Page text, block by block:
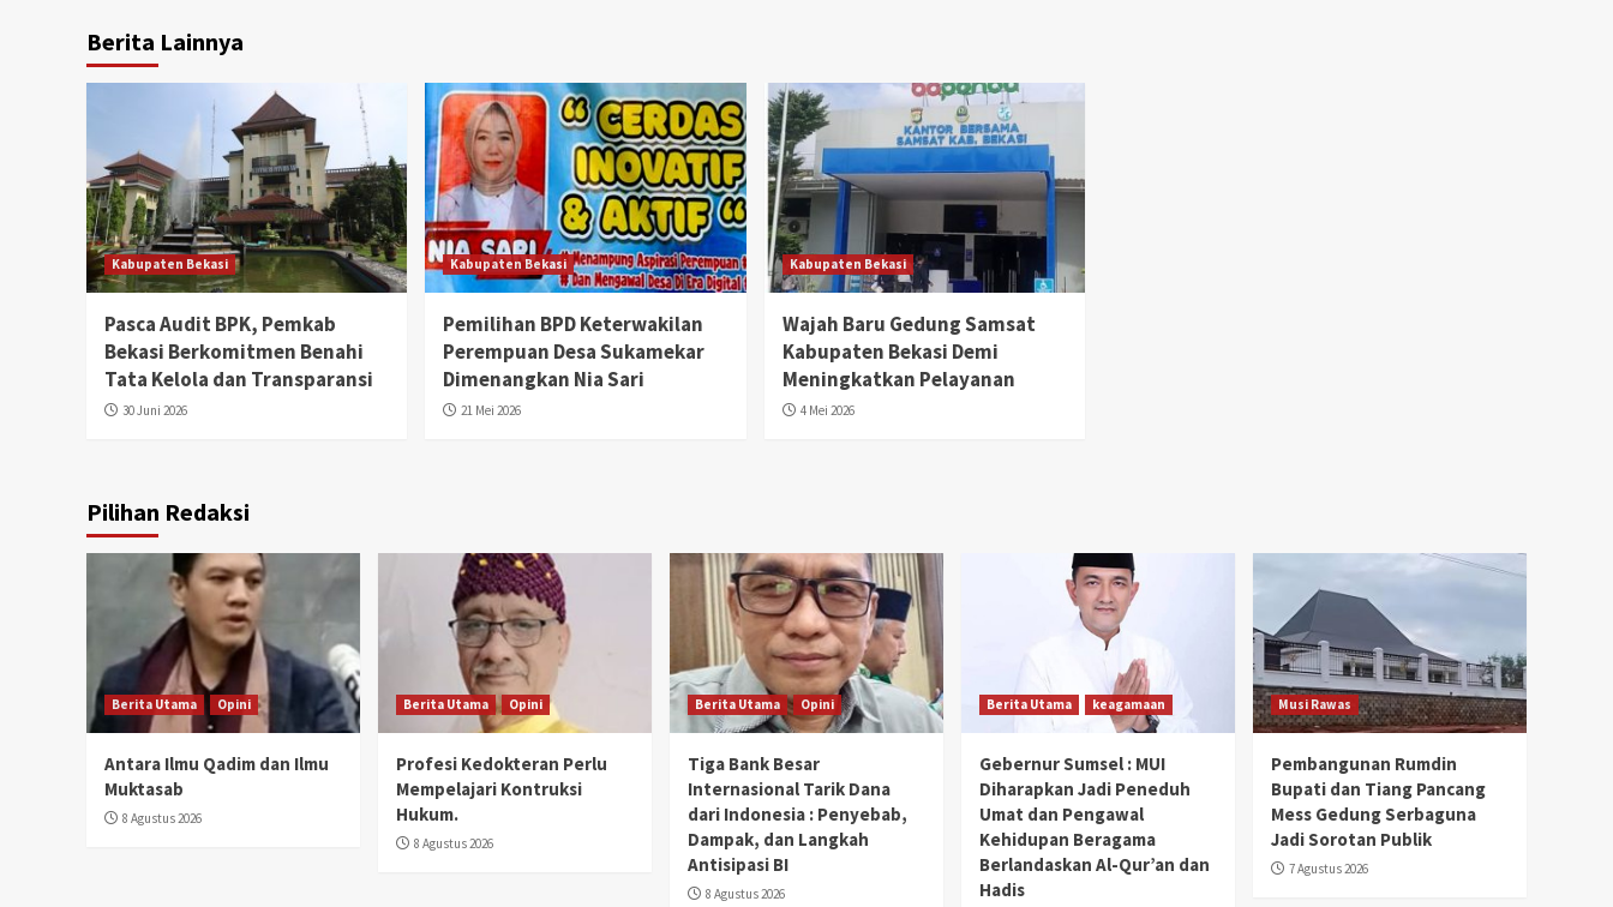
Berita Lainnya
Kabupaten Bekasi
Pasca Audit BPK, Pemkab
Bekasi Berkomitmen Benahi
Tata Kelola dan Transparansi
30 Juni 2026
Kabupaten Bekasi
Pemilihan BPD Keterwakilan
Perempuan Desa Sukamekar
Dimenangkan Nia Sari
21 Mei 2026
Kabupaten Bekasi
Wajah Baru Gedung Samsat
Kabupaten Bekasi Demi
Meningkatkan Pelayanan
4 Mei 2026
Pilihan Redaksi
Berita Utama Opini
Antara Ilmu Qadim dan Ilmu
Muktasab
8 Agustus 2026
Berita Utama Opini
Profesi Kedokteran Perlu
Mempelajari Kontruksi
Hukum.
8 Agustus 2026
Berita Utama Opini
Tiga Bank Besar
Internasional Tarik Dana
dari Indonesia : Penyebab,
Dampak, dan Langkah
Antisipasi BI
8 Agustus 2026
Berita Utama keagamaan
Gebernur Sumsel : MUI
Diharapkan Jadi Peneduh
Umat dan Pengawal
Kehidupan Beragama
Berlandaskan Al-Qur’an dan
Hadis
Musi Rawas
Pembangunan Rumdin
Bupati dan Tiang Pancang
Mess Gedung Serbaguna
Jadi Sorotan Publik
7 Agustus 2026